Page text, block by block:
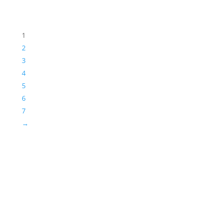
1
2
3
4
5
6
7
→